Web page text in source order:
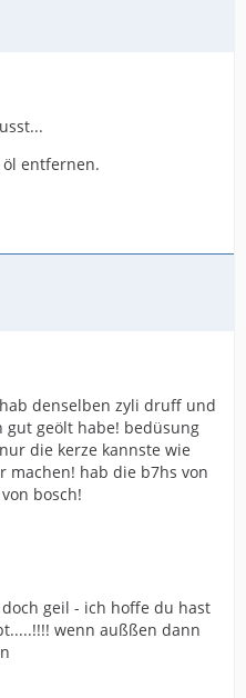
entfernen.
denselben zyli druff und
geölt habe! bedüsung
die kerze kannste wie
machen! hab die b7hs von
bosch!
geil - ich hoffe du hast
wenn außßen dann